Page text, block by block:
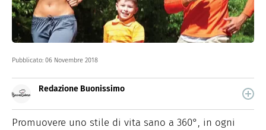
Pubblicato: 06 Novembre 2018
Redazione Buonissimo
quale trovi idee veloci, facili e spiegate passo passo.
Promuovere uno stile di vita sano a 360°, in ogni